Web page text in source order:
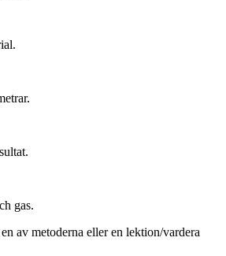
gas.
av metoderna eller en lektion/vardera